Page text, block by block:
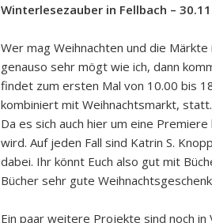
Winterlesezauber in Fellbach –
Wer mag Weihnachten und die
genauso sehr mögt wie ich, dann
findet zum ersten Mal von 10.00 bis
kombiniert mit Weihnachtsmarkt, statt.
Da es sich auch hier um eine
wird. Auf jeden Fall sind Katrin S.
dabei. Ihr könnt Euch also gut mit
Bücher sehr gute
Ein paar weitere Projekte sind noch